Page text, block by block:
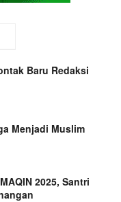
Baru Redaksi
Menjadi Muslim
2025, Santri